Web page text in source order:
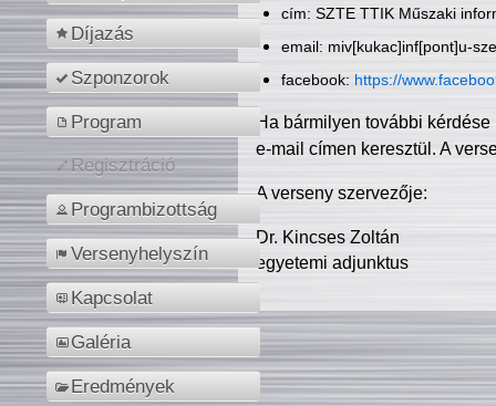
Díjazás
Szponzorok
Program
Regisztráció
Programbizottság
Versenyhelyszín
Kapcsolat
Galéria
Eredmények
cím: SZTE TTIK Műszaki
email: miv[kukac]inf[pont]u-
facebook: https://
Ha bármilyen további
e-mail címen keresztül. A
A verseny szervezője:
Dr. Kincses Zoltán
egyetemi adjunktus